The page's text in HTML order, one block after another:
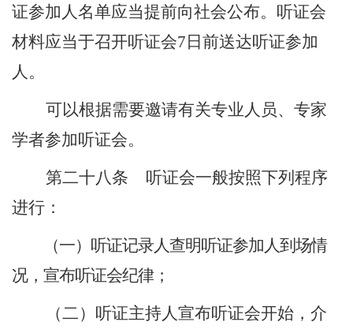
证参加人名单应当提前向社会公布。听证会
材料应当于召开听证会7 日前送达听证参加
人。
可以根据需要邀请有关专业人员、专家
学者参加听证会。
第二十八条
听证会一般按照下列程序
进行：
（一）听证记录人查明听证参加人到场情
况，宣布听证会纪律；
（二）听证主持人宣布听证会开始，介